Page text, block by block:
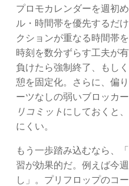
プロモカレンダーを週初
ル・時間帯を優先するだ
クションが重なる時間帯
時刻を数分ずらす工夫が
負けたら強制終了、もし
憩を固定化。さらに、偏
ーツなしの弱いブロッカ
リコミット にしておくと
にくい。
もう一歩踏み込むなら、
習が効果的だ。例えば今
し」。プリフロップのコ